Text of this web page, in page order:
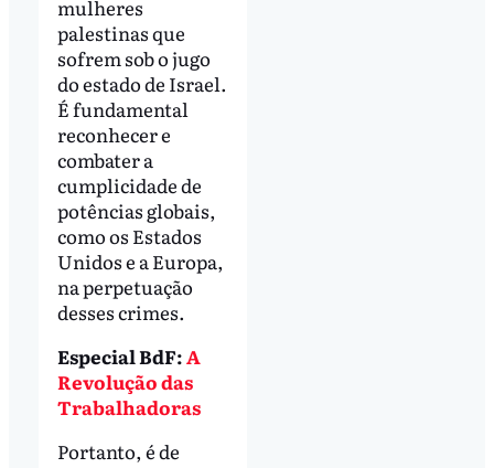
mulheres
palestinas que
sofrem sob o jugo
do estado de Israel.
É fundamental
reconhecer e
combater a
cumplicidade de
potências globais,
como os Estados
Unidos e a Europa,
na perpetuação
desses crimes.
Especial BdF:A
Revolução das
Trabalhadoras
Portanto, é de